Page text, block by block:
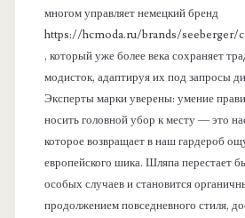
многом управляет немецкий бренд
https://hcmoda.ru/brands/seeberger/
, который уже более века сохраняет
модисток, адаптируя их под запросы
Эксперты марки уверены: умение
носить головной убор к месту — это
которое возвращает в наш гардероб
европейского шика. Шляпа перестает
особых случаев и становится
продолжением повседневного стиля,